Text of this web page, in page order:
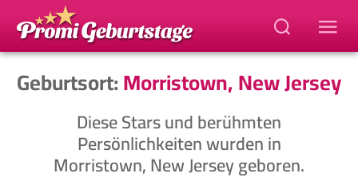
Geburtsort:Morristown, New Jersey
Diese Stars und berühmten
Persönlichkeiten wurden in
Morristown, New Jersey geboren.